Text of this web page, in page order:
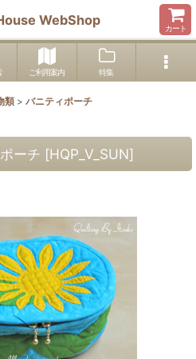
WebShop
カート
ご利用案内 特集
類 > バニティポーチ
ーチ [HQP_V_SUN]